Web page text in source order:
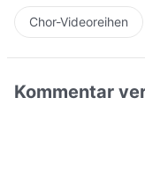
Chor-Videoreihen
Kommentar